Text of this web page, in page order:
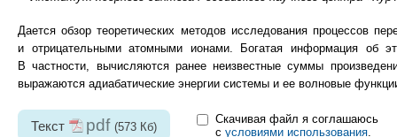
Дается обзор теоретических методов исследования процессов
и отрицательными атомными ионами. Богатая информация об
В частности, вычисляются ранее неизвестные суммы
выражаются адиабатические энергии системы и ее волновые
Текст pdf (573 Кб)
Скачивая файл я соглашаюсь
с условиями использования.